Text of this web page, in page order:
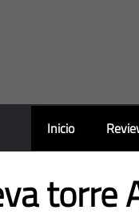
Inicio
torre